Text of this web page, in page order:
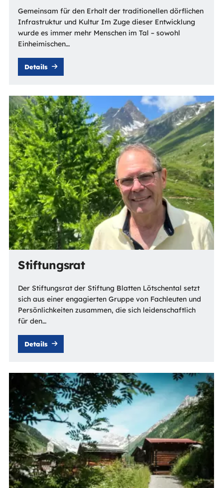
Gemeinsam für den Erhalt der traditionellen dörflichen
Infrastruktur und Kultur Im Zuge dieser Entwicklung
wurde es immer mehr Menschen im Tal – sowohl
Einheimischen…
Details
Stiftungsrat
Der Stiftungsrat der Stiftung Blatten Lötschental setzt
sich aus einer engagierten Gruppe von Fachleuten und
Persönlichkeiten zusammen, die sich leidenschaftlich
für den…
Details